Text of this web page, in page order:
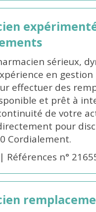
sérieux,
en
effectuer des
et prêt à
de votre
pour
Cordialement.
| Références n°